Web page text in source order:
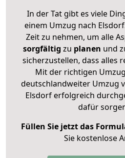
In der Tat gibt es viele
einem Umzug nach
Zeit zu nehmen, um alle
sorgfältig zu planen und
sicherzustellen, dass alles
Mit der richtigen
deutschlandweiter Umzug
Elsdorf erfolgreich
dafür
Füllen Sie jetzt das
Sie kostenlose